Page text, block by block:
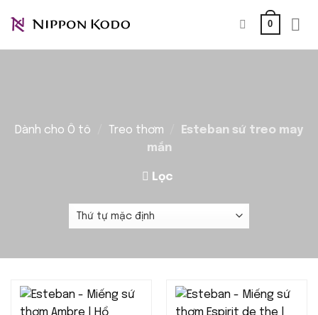
qua
0
Dành cho Ô tô Treo thơm
Esteban sứ treo may
mắn
Lọc